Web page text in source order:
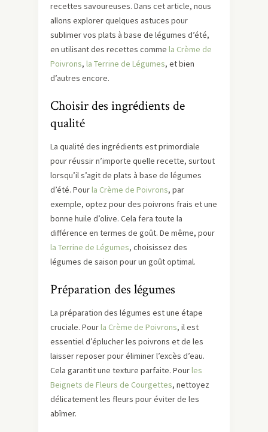
recettes savoureuses. Dans cet article, nous
allons explorer quelques astuces pour
sublimer vos plats à base de légumes d’été,
en utilisant des recettes comme la Crème de
Poivrons, la Terrine de Légumes, et bien
d’autres encore.
Choisir des ingrédients de
qualité
La qualité des ingrédients est primordiale
pour réussir n’importe quelle recette, surtout
lorsqu’il s’agit de plats à base de légumes
d’été. Pourla Crème de Poivrons, par
exemple, optez pour des poivrons frais et une
bonne huile d’olive. Cela fera toute la
différence en termes de goût. De même, pour
la Terrine de Légumes, choisissez des
légumes de saison pour un goût optimal.
Préparation des légumes
La préparation des légumes est une étape
cruciale. Pourla Crème de Poivrons, il est
essentiel d’éplucher les poivrons et de les
laisser reposer pour éliminer l’excès d’eau.
Cela garantit une texture parfaite. Pourles
Beignets de Fleurs de Courgettes, nettoyez
délicatement les fleurs pour éviter de les
abîmer.